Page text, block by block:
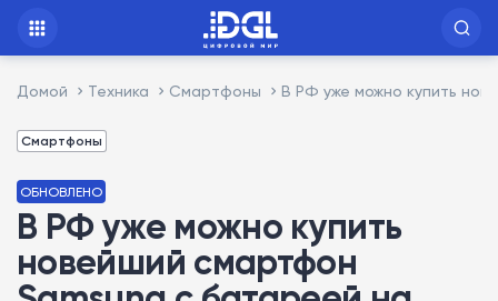
Домой Техника Смартфоны В РФ уже можно купить
Смартфоны
ОБНОВЛЕНО
В РФ уже можно купить
новейший смартфон